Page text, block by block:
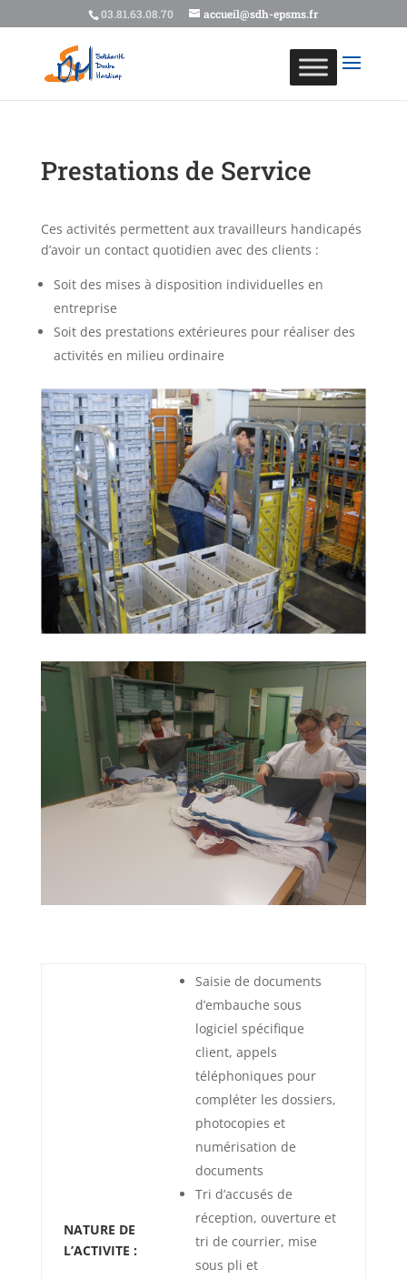
03.81.63.08.70 accueil@sdh-epsms.fr
Prestations de Service
Ces activités permettent aux travailleurs handicapés
d’avoir un contact quotidien avec des clients :
Soit des mises à disposition individuelles en
entreprise
Soit des prestations extérieures pour réaliser des
activités en milieu ordinaire
NATURE DE
L’ACTIVITE :
Saisie de documents
d’embauche sous
logiciel spécifique
client, appels
téléphoniques pour
compléter les dossiers,
photocopies et
numérisation de
documents
Tri d’accusés de
réception, ouverture et
tri de courrier, mise
sous pli et